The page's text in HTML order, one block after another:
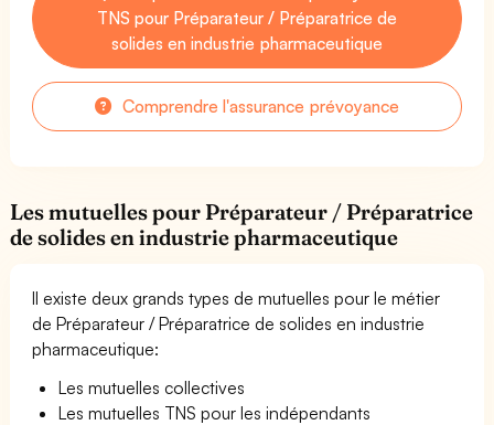
TNS pour Préparateur / Préparatrice de
solides en industrie pharmaceutique
Comprendre l'assurance prévoyance
Les mutuelles pour Préparateur / Préparatrice
de solides en industrie pharmaceutique
Il existe deux grands types de mutuelles pour le métier
de Préparateur / Préparatrice de solides en industrie
pharmaceutique:
Les mutuelles collectives
Les mutuelles TNS pour les indépendants